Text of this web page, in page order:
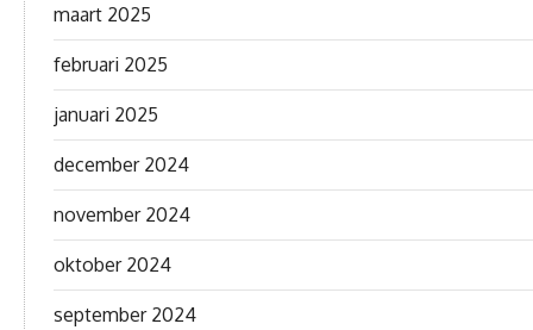
maart 2025
februari 2025
januari 2025
december 2024
november 2024
oktober 2024
september 2024